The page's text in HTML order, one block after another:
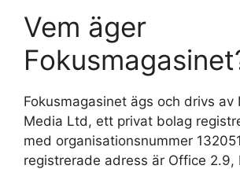
Vem äger
Fokusmagasinet ägs och drivs av
Media Ltd, ett privat bolag
med organisationsnummer
registrerade adress är Office 2.9,